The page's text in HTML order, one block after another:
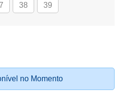
38 39
no Momento